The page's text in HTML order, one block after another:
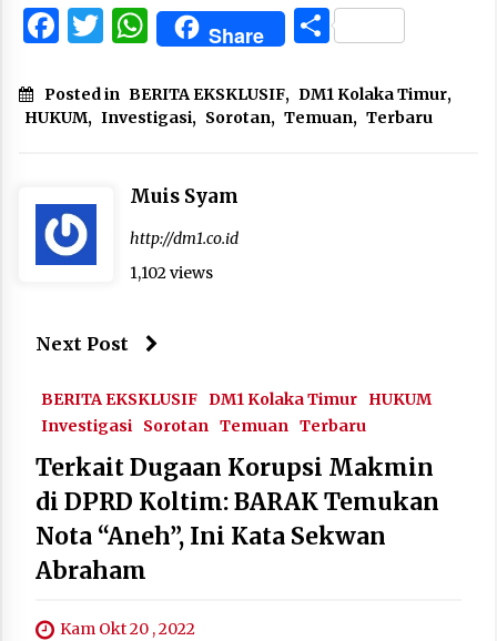
Facebook
Twitter
WhatsApp
Share Share
Posted in BERITA EKSKLUSIF, DM1 Kolaka Timur,
HUKUM, Investigasi, Sorotan, Temuan, Terbaru
Muis Syam
http://dm1.co.id
1,102 views
Next Post
BERITA EKSKLUSIF DM1 Kolaka Timur
HUKUM
Investigasi
Sorotan Temuan Terbaru
Terkait Dugaan Korupsi Makmin
di DPRD Koltim: BARAK Temukan
Nota “Aneh”, Ini Kata Sekwan
Abraham
Kam Okt 20 , 2022